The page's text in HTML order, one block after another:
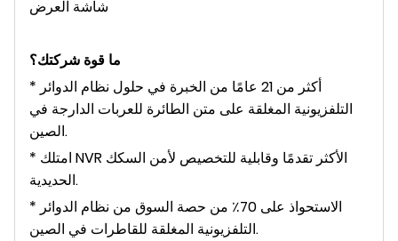
شاشة العرض
ما قوة شركتك؟
* أكثر من 21 عامًا من الخبرة في حلول نظام الدوائر
التلفزيونية المغلقة على متن الطائرة للعربات الدارجة في
الصين.
* امتلك NVR الأكثر تقدمًا وقابلية للتخصيص لأمن السكك
الحديدية.
* الاستحواذ على 70٪ من حصة السوق من نظام الدوائر
التلفزيونية المغلقة للقاطرات في الصين.